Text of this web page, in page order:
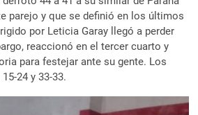
parejo y que se definió en los últimos
por Leticia Garay llegó a perder
reaccionó en el tercer cuarto y
para festejar ante su gente. Los
24 y 33-33.